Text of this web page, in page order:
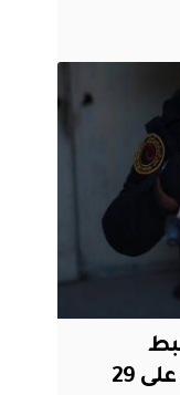
حالة ضبط
بالمنافذ والسيطرات والقبض على 29